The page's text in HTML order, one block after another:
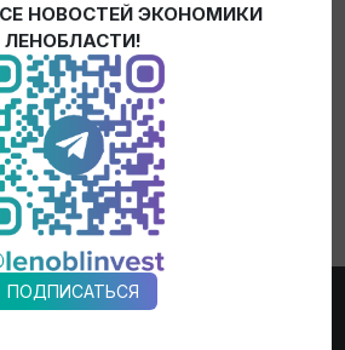
НОВОСТЕЙ ЭКОНОМИКИ
ЛЕНОБЛАСТИ!
ПОДПИСАТЬСЯ